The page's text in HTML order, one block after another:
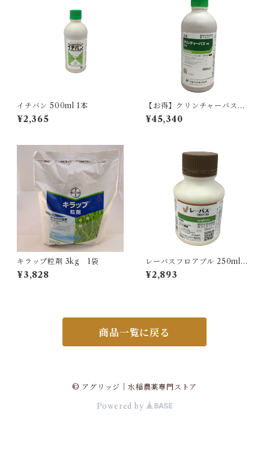
イチバン 500ml 1本
¥2,365
【お得】クリンチャーバスME
液剤 500ml 【1箱】20本入
¥45,340
キラップ粒剤 3kg 1袋
¥3,828
レーバスフロアブル 250ml 1
本
¥2,893
商品一覧に戻る
© アグリッジ｜水稲農薬専門ストア
Powered by